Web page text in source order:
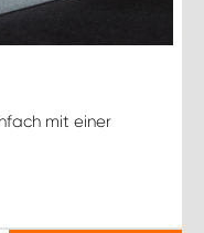
mit einer